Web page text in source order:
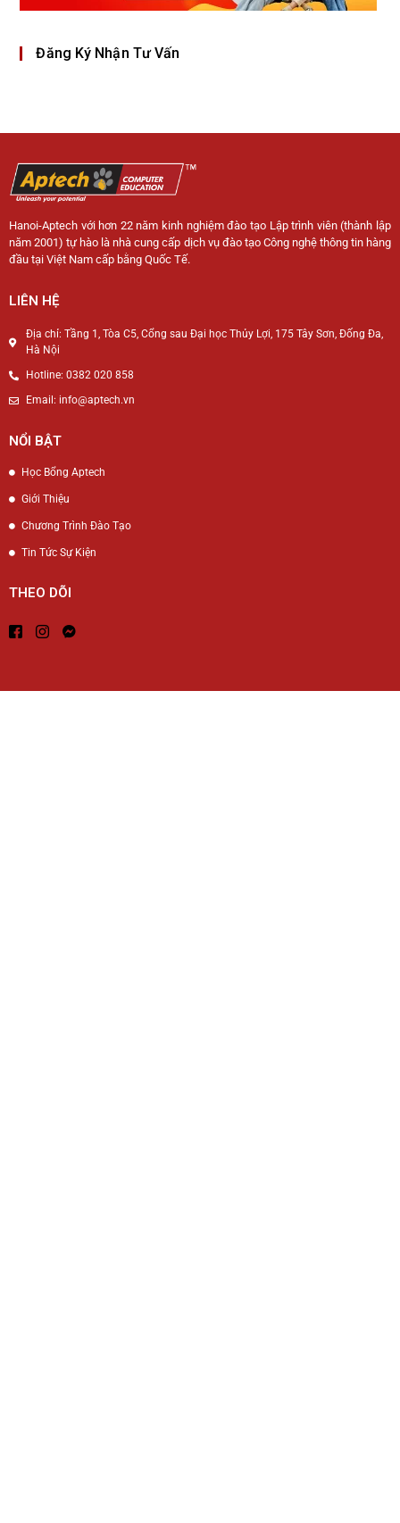
Đăng Ký Nhận Tư Vấn
Hanoi-Aptech với hơn 22 năm kinh nghiệm đào tạo Lập trình viên (thành lập
năm 2001) tự hào là nhà cung cấp dịch vụ đào tạo Công nghệ thông tin hàng
đầu tại Việt Nam cấp bằng Quốc Tế.
LIÊN HỆ
Địa chỉ: Tầng 1, Tòa C5, Cổng sau Đại học Thủy Lợi, 175 Tây Sơn, Đống Đa,
Hà Nội
Hotline: 0382 020 858
Email: info@aptech.vn
NỔI BẬT
Học Bổng Aptech
Giới Thiệu
Chương Trình Đào Tạo
Tin Tức Sự Kiện
THEO DÕI